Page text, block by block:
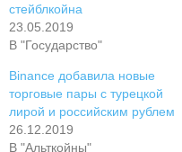
стейблкойна
23.05.2019
В "Государство"
Binance добавила новые
торговые пары с турецкой
лирой и российским рублем
26.12.2019
В "Альткойны"